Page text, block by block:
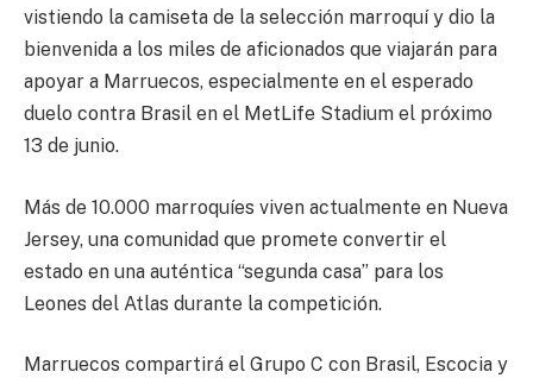
vistiendo la camiseta de la selección marroquí y dio la
bienvenida a los miles de aficionados que viajarán para
apoyar a Marruecos, especialmente en el esperado
duelo contra Brasil en el MetLife Stadium el próximo
13 de junio.
Más de 10.000 marroquíes viven actualmente en Nueva
Jersey, una comunidad que promete convertir el
estado en una auténtica “segunda casa” para los
Leones del Atlas durante la competición.
Marruecos compartirá el Grupo C con Brasil, Escocia y